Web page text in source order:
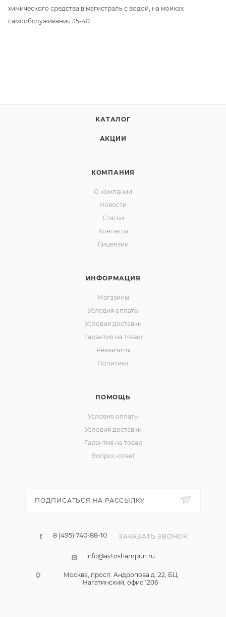
химического средства в магистраль с водой, на мойках
самообслуживания 35-40
КАТАЛОГ
АКЦИИ
КОМПАНИЯ
О компании
Новости
Статьи
Контакты
Лицензии
ИНФОРМАЦИЯ
Магазины
Условия оплаты
Условия доставки
Гарантия на товар
Реквизиты
Политика
ПОМОЩЬ
Условия оплаты
Условия доставки
Гарантия на товар
Вопрос-ответ
ПОДПИСАТЬСЯ НА РАССЫЛКУ
8 (495) 740-88-10 ЗАКАЗАТЬ ЗВОНОК
info@avtoshampun.ru
Москва, просп. Андропова д. 22, БЦ
Нагатинский, офис 1206